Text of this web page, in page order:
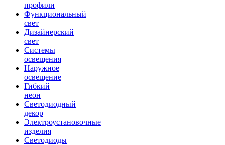
профили
Функциональный
свет
Дизайнерский
свет
Системы
освещения
Наружное
освещение
Гибкий
неон
Светодиодный
декор
Электроустановочные
изделия
Светодиоды